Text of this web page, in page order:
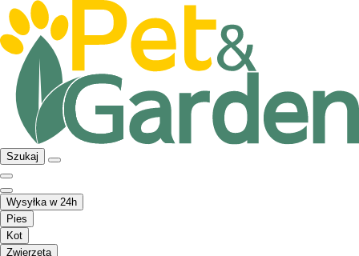
Szukaj
Wysyłka w 24h
Pies
Kot
Zwierzęta